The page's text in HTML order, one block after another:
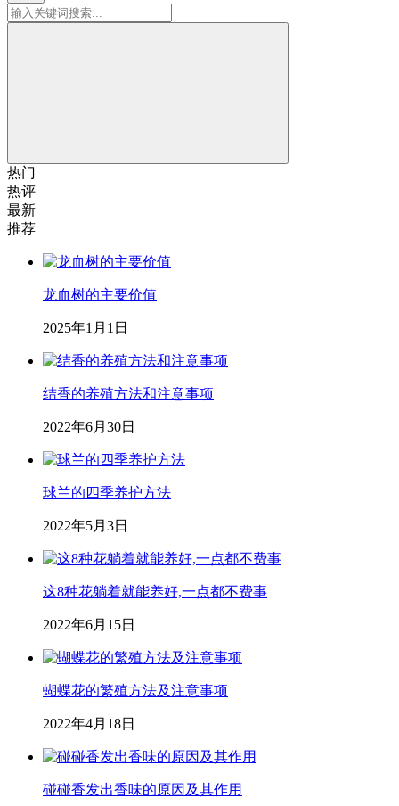
热门
热评
最新
推荐
龙血树的主要价值
2025年1月1日
结香的养殖方法和注意事项
2022年6月30日
球兰的四季养护方法
2022年5月3日
这8种花躺着就能养好,一点都不费事
2022年6月15日
蝴蝶花的繁殖方法及注意事项
2022年4月18日
碰碰香发出香味的原因及其作用